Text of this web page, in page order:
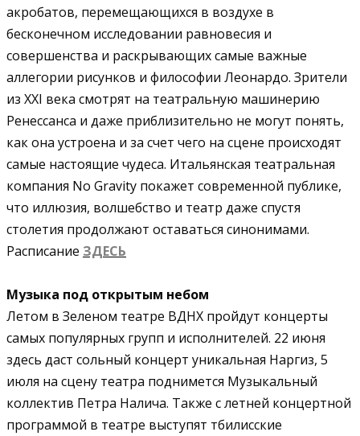
акробатов, перемещающихся в воздухе в
бесконечном исследовании равновесия и
совершенства и раскрывающих самые важные
аллегории рисунков и философии Леонардо. Зрители
из XXI века смотрят на театральную машинерию
Ренессанса и даже приблизительно не могут понять,
как она устроена и за счет чего на сцене происходят
самые настоящие чудеса. Итальянская театральная
компания No Gravity покажет современной публике,
что иллюзия, волшебство и театр даже спустя
столетия продолжают оставаться синонимами.
Расписание ЗДЕСЬ
Музыка под открытым небом
Летом в Зеленом театре ВДНХ пройдут концерты
самых популярных групп и исполнителей. 22 июня
здесь даст сольный концерт уникальная Наргиз, 5
июля на сцену театра поднимется Музыкальный
коллектив Петра Налича. Также с летней концертной
программой в театре выступят тбилисские